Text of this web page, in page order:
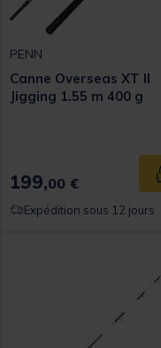
PENN
Canne Overseas XT II
Jigging 1.55 m 400 g
199,00 €
Expédition sous 12 jours